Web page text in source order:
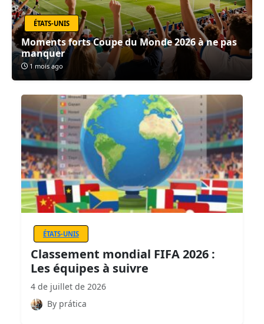
ÉTATS-UNIS
Moments forts Coupe du Monde 2026 à ne pas
manquer
1 mois ago
ÉTATS-UNIS
Classement mondial FIFA 2026 :
Les équipes à suivre
4 de juillet de 2026
By prática